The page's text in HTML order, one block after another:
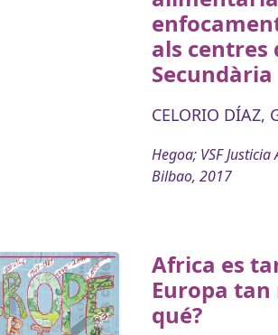
als centres
Secundària
CELORIO DÍAZ,
Hegoa; VSF
Bilbao, 2017
Africa es
Europa tan
qué?